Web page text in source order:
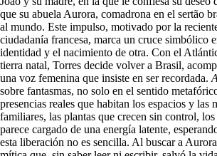
que su abuela Aurora, comadrona en el sertão
al mundo. Este impulso, motivado por la
ciudadanía francesa, marca un cruce simbólico
identidad y el nacimiento de otra. Con el
tierra natal, Torres decide volver a Brasil,
una voz femenina que insiste en ser recordada.
sobre fantasmas, no solo en el sentido
presencias reales que habitan los espacios y las
familiares, las plantas que crecen sin control,
parece cargado de una energía latente,
esta liberación no es sencilla. Al buscar a